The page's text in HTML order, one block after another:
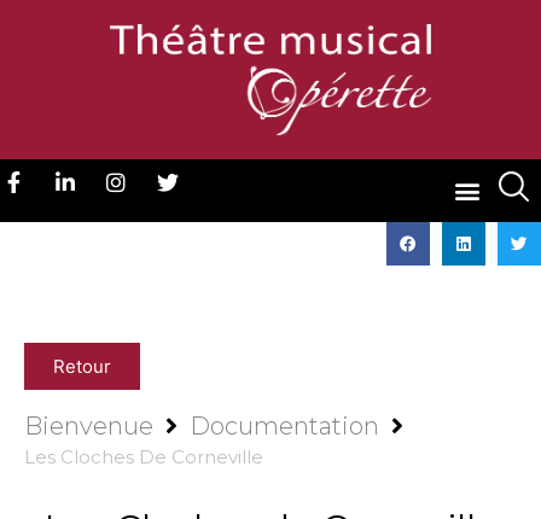
Retour
Bienvenue Documentation
Les Cloches De Corneville